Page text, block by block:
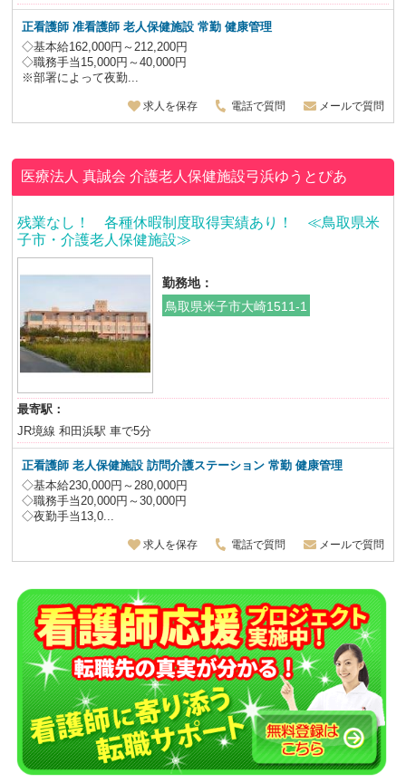
正看護師 准看護師 老人保健施設常勤 健康管理
◇基本給162,000円～212,200円
◇職務手当15,000円～40,000円
※部署によって夜勤...
求人を保存 電話で質問 メールで質問
医療法人 真誠会介護老人保健施設弓浜ゆうとぴあ
残業なし！ 各種休暇制度取得実績あり！ ≪鳥取県米
子市・介護老人保健施設≫
勤務地：
鳥取県米子市大崎1511-1
最寄駅：
JR境線 和田浜駅 車で5分
正看護師 老人保健施設 訪問介護ステーション 常勤 健康管理
◇基本給230,000円～280,000円
◇職務手当20,000円～30,000円
◇夜勤手当13,0...
求人を保存 電話で質問 メールで質問